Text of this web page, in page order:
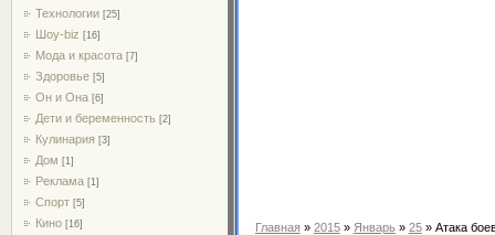
Технологии [25]
Шоу-biz [16]
Мода и красота [7]
Здоровье [5]
Он и Она [6]
Дети и беременность [2]
Кулинария [3]
Дом [1]
Реклама [1]
Спорт [5]
Кино [16] Главная » 2015 » Январь » 25» Атака